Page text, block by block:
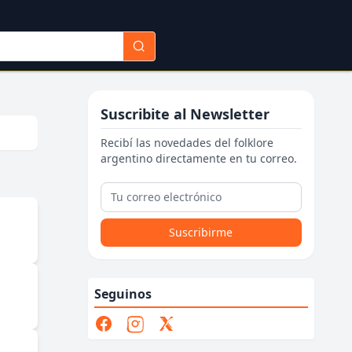
Suscribite al Newsletter
Recibí las novedades del folklore
argentino directamente en tu correo.
Suscribirme
Seguinos